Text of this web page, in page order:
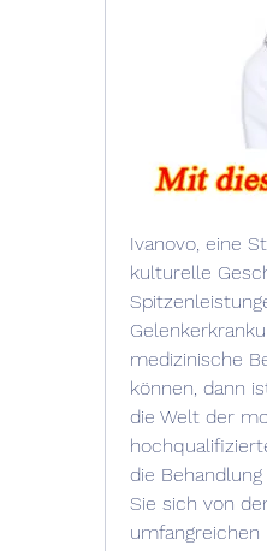
Ivanovo, eine
kulturelle
medizinische
können, dann
die Welt der
die
Sie sich von
umfangreichen